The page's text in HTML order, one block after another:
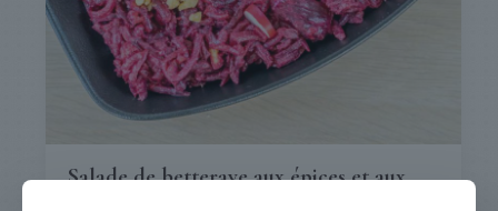
Salade de betterave aux épices et aux